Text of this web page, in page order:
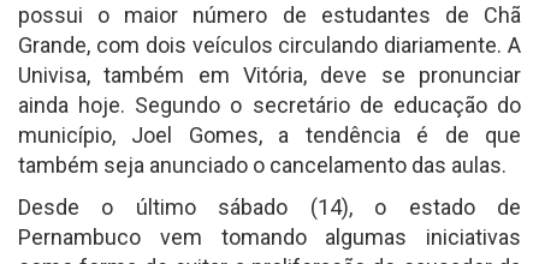
possui o maior número de estudantes de Chã
Grande, com dois veículos circulando diariamente. A
Univisa, também em Vitória, deve se pronunciar
ainda hoje. Segundo o secretário de educação do
município, Joel Gomes, a tendência é de que
também seja anunciado o cancelamento das aulas.
Desde o último sábado (14), o estado de
Pernambuco vem tomando algumas iniciativas